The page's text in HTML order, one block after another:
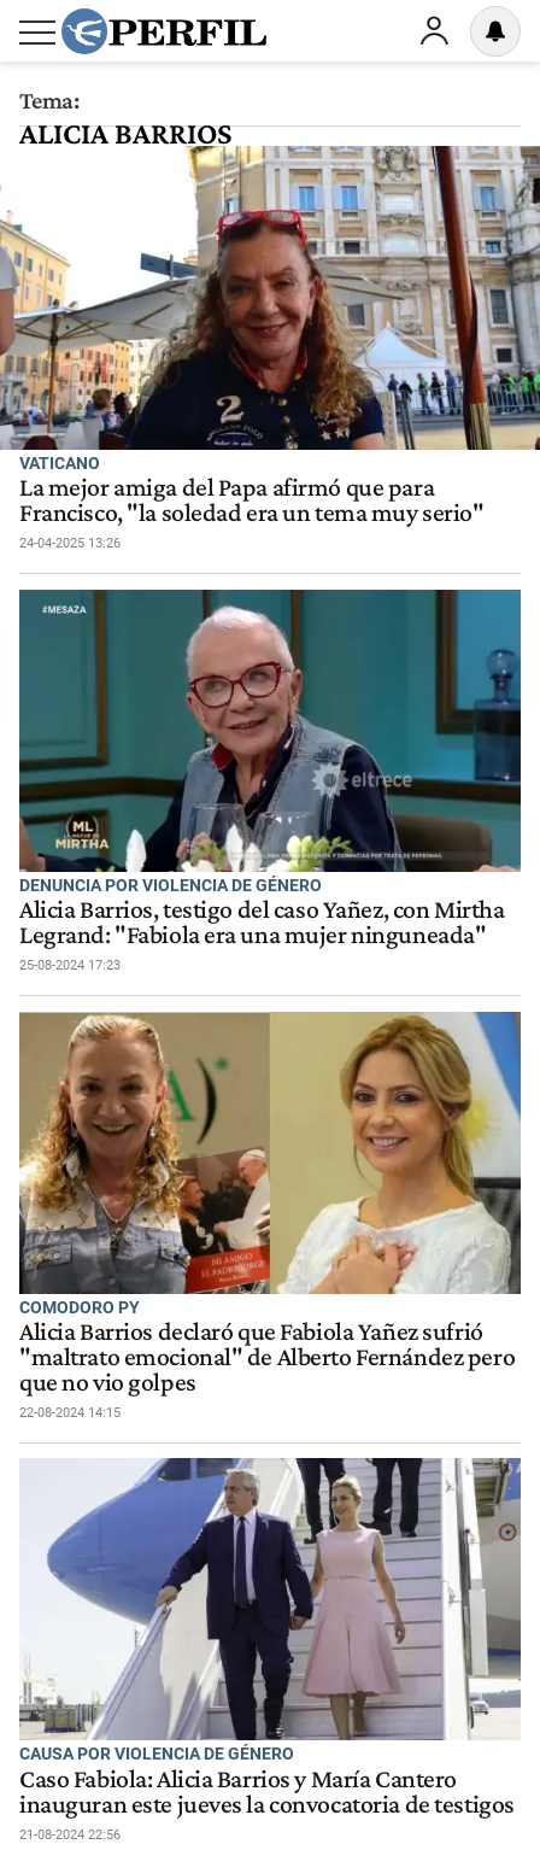
Tema:
ALICIA BARRIOS
VATICANO
La mejor amiga del Papa afirmó que para
Francisco, "la soledad era un tema muy serio"
24-04-2025 13:26
DENUNCIA POR VIOLENCIA DE GÉNERO
Alicia Barrios, testigo del caso Yañez, con Mirtha
Legrand: "Fabiola era una mujer ninguneada"
25-08-2024 17:23
COMODORO PY
Alicia Barrios declaró que Fabiola Yañez sufrió
"maltrato emocional" de Alberto Fernández pero
que no vio golpes
22-08-2024 14:15
CAUSA POR VIOLENCIA DE GÉNERO
Caso Fabiola: Alicia Barrios y María Cantero
inauguran este jueves la convocatoria de testigos
21-08-2024 22:56